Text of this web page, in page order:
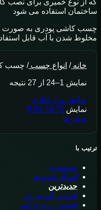
که از نوع خمیری برای نصب
ساختمان استفاده می شود
چسب کاشی پودری به صورت
مخلوط شدن با آب قابل
خانه/ انواع چسب/ چسب
نمایش 1–24 از 27 نتیجه
نمایش نوار کناری
نمایش 72
36
24
9
فیلتر ها
ترتیب با
محبوبیت
امتیاز متوسط
جدیدترین
قیمت: کم به زیاد
قیمت : زیاد به کم